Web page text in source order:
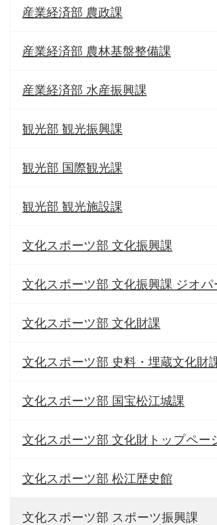
産業経済部 農政課
産業経済部 農林基盤整備課
産業経済部 水産振興課
観光部 観光振興課
観光部 国際観光課
観光部 観光施設課
文化スポーツ部 文化振興課
文化スポーツ部 文化振興課 ジオ
文化スポーツ部 文化財課
文化スポーツ部 史料・埋蔵文化財
文化スポーツ部 国宝松江城課
文化スポーツ部 文化財トップペー
文化スポーツ部 松江歴史館
文化スポーツ部 スポーツ振興課